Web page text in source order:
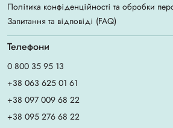
Політика конфіденційності та обробки
Запитання та відповіді (FAQ)
Телефони
0 800 35 95 13
+38 063 625 01 61
+38 097 009 68 22
+38 095 276 68 22